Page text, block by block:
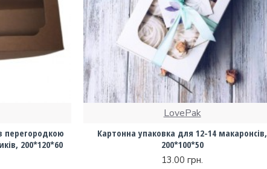
перегородкою
200*120*60
LovePak
Картонна упаковка для 12-14 макаронсів,
200*100*50
13.00 грн.